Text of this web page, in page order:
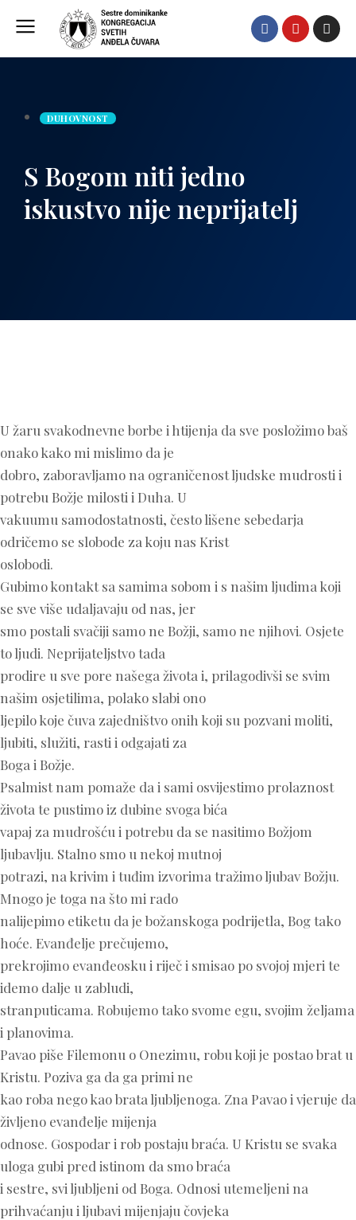
DUHOVNOST
S Bogom niti jedno
iskustvo nije neprijatelj
U žaru svakodnevne borbe i htijenja da sve posložimo baš
onako kako mi mislimo da je
dobro, zaboravljamo na ograničenost ljudske mudrosti i
potrebu Božje milosti i Duha. U
vakuumu samodostatnosti, često lišene sebedarja
odričemo se slobode za koju nas Krist
oslobodi.
Gubimo kontakt sa samima sobom i s našim ljudima koji
se sve više udaljavaju od nas, jer
smo postali svačiji samo ne Božji, samo ne njihovi. Osjete
to ljudi. Neprijateljstvo tada
prodire u sve pore našega života i, prilagodivši se svim
našim osjetilima, polako slabi ono
ljepilo koje čuva zajedništvo onih koji su pozvani moliti,
ljubiti, služiti, rasti i odgajati za
Boga i Božje.
Psalmist nam pomaže da i sami osvijestimo prolaznost
života te pustimo iz dubine svoga bića
vapaj za mudrošću i potrebu da se nasitimo Božjom
ljubavlju. Stalno smo u nekoj mutnoj
potrazi, na krivim i tuđim izvorima tražimo ljubav Božju.
Mnogo je toga na što mi rado
nalijepimo etiketu da je božanskoga podrijetla, Bog tako
hoće. Evanđelje prečujemo,
prekrojimo evanđeosku i riječ i smisao po svojoj mjeri te
idemo dalje u zabludi,
stranputicama. Robujemo tako svome egu, svojim željama
i planovima.
Pavao piše Filemonu o Onezimu, robu koji je postao brat u
Kristu. Poziva ga da ga primi ne
kao roba nego kao brata ljubljenoga. Zna Pavao i vjeruje da
življeno evanđelje mijenja
odnose. Gospodar i rob postaju braća. U Kristu se svaka
uloga gubi pred istinom da smo braća
i sestre, svi ljubljeni od Boga. Odnosi utemeljeni na
prihvaćanju i ljubavi mijenjaju čovjeka